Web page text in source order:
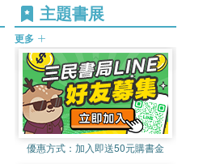
主題書展
更多
優惠方式： 加入即送50元購書金